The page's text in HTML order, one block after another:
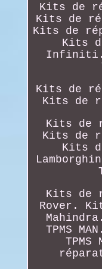
Kits de
Kits de
Kits de
Kits
Infiniti.
Kits de
Kits de
Kits de
Kits de
Kits
Kits de
Rover.
TPMS